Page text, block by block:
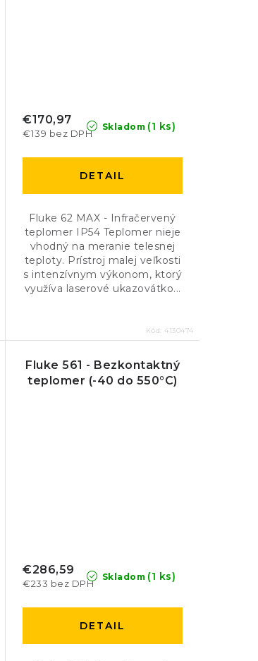
Skladom (1 ks)
€139 bez DPH
€170,97
DETAIL
Fluke 62 MAX - Infračervený
teplomer IP54 Teplomer nieje
vhodný na meranie telesnej
teploty. Prístroj malej veľkosti
s intenzívnym výkonom, ktorý
využíva laserové ukazovátko...
Kód:4130474
Fluke 561 - Bezkontaktný
teplomer (-40 do 550°C)
Skladom (1 ks)
€233 bez DPH
€286,59
DETAIL